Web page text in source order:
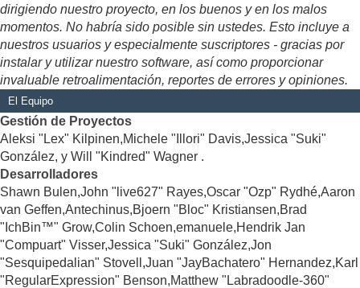
dirigiendo nuestro proyecto, en los buenos y en los malos
momentos. No habría sido posible sin ustedes. Esto incluye a
nuestros usuarios y especialmente suscriptores - gracias por
instalar y utilizar nuestro software, así como proporcionar
invaluable retroalimentación, reportes de errores y opiniones.
El Equipo
Gestión de Proyectos
Aleksi "Lex" Kilpinen,Michele "Illori" Davis,Jessica "Suki"
González, y Will "Kindred" Wagner .
Desarrolladores
Shawn Bulen,John "live627" Rayes,Oscar "Ozp" Rydhé,Aaron
van Geffen,Antechinus,Bjoern "Bloc" Kristiansen,Brad
"IchBin™" Grow,Colin Schoen,emanuele,Hendrik Jan
"Compuart" Visser,Jessica "Suki" González,Jon
"Sesquipedalian" Stovell,Juan "JayBachatero" Hernandez,Karl
"RegularExpression" Benson,Matthew "Labradoodle-360"